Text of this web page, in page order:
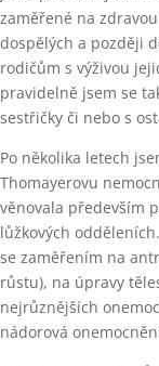
zaměřené na
dospělých a později
rodičům s výživou
pravidelně jsem se
sestřičky či nebo s
Po několika letech
Thomayerovu
věnovala především
lůžkových
se zaměřením na
růstu), na úpravy
nejrůznějších
nádorová